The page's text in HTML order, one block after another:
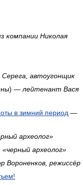
компании Николая
Серега, автоугонщик
—лейтенант Вася
в зимний период —
археолог»
археолог»
Вороненков, режиссёр